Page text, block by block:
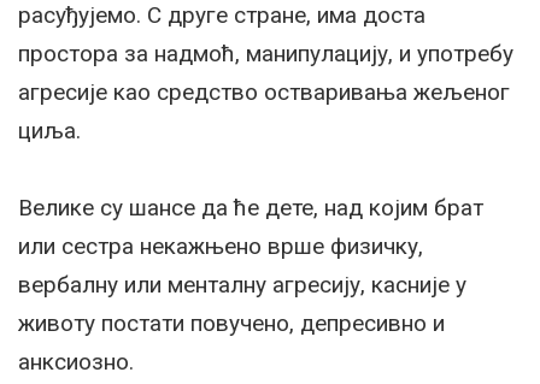
расуђујемо. С друге стране, има доста
простора за надмоћ, манипулацију, и употребу
агресије као средство остваривања жељеног
циља.
Велике су шансе да ће дете, над којим брат
или сестра некажњено врше физичку,
вербалну или менталну агресију, касније у
животу постати повучено, депресивно и
анксиозно.